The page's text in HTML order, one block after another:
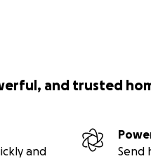
and trusted
and
Send